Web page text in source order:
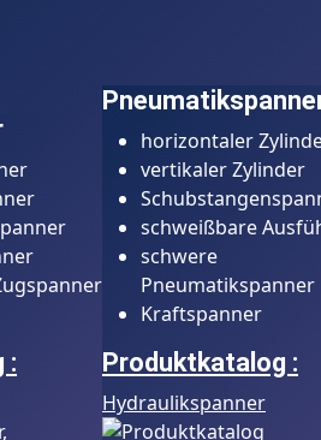
:
horizontaler
vertikaler Zylinder
schweißbare
schwere
Pneumatikspanner
Kraftspanner
Produktkatalog :
Hydraulikspanner